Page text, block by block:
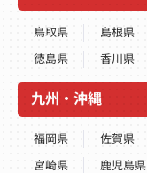
鳥取県 島根県
徳島県
香川県
九州・沖縄
福岡県 佐賀県
宮崎県
鹿児島県